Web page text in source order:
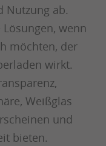
Nutzung ab.
wenn
möchten, der
wirkt.
Weißglas
und
bieten.